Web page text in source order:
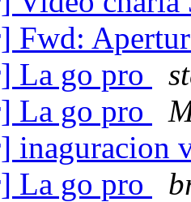
Fwd:
La go pro
La go pro
inaguracion
La go pro